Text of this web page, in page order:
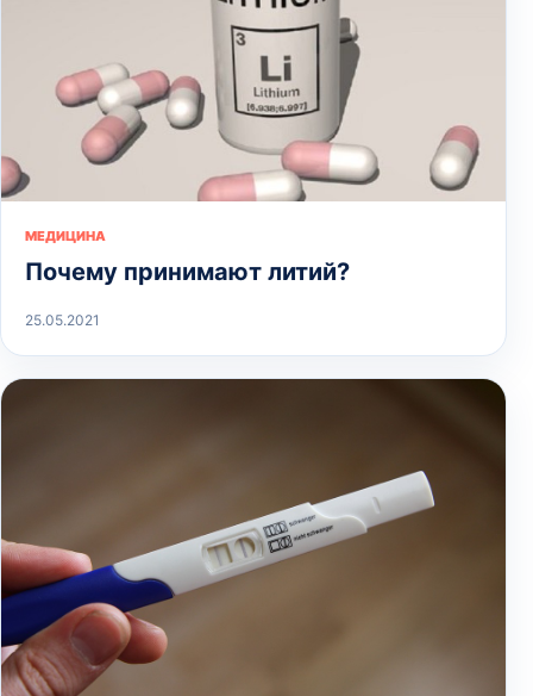
МЕДИЦИНА
Почему принимают литий?
25.05.2021